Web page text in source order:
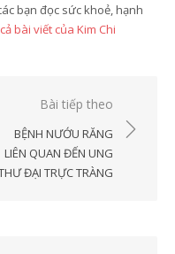
bạn đọc sức khoẻ, hạnh
bài viết của Kim Chi
Bài tiếp theo
BỆNH NƯỚU RĂNG
LIÊN QUAN ĐẾN UNG
ĐẠI TRỰC TRÀNG